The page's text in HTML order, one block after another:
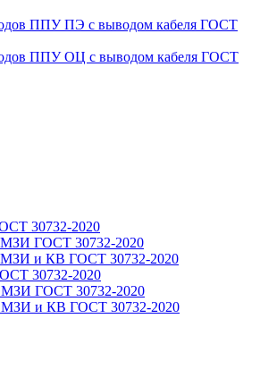
ППУ ПЭ с выводом кабеля ГОСТ
ППУ ОЦ с выводом кабеля ГОСТ
30732-2020
ГОСТ 30732-2020
и КВ ГОСТ 30732-2020
30732-2020
ГОСТ 30732-2020
и КВ ГОСТ 30732-2020